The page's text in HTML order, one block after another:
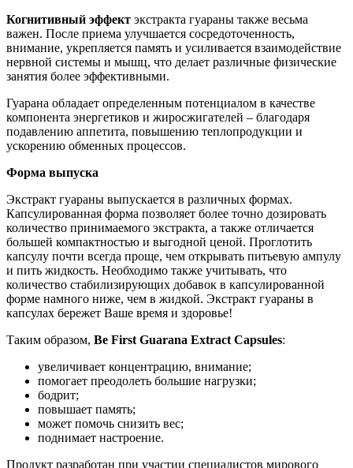
Когнитивный эффект экстракта гуараны также весьма
важен. После приема улучшается сосредоточенность,
внимание, укрепляется память и усиливается взаимодействие
нервной системы и мышц, что делает различные физические
занятия более эффективными.
Гуарана обладает определенным потенциалом в качестве
компонента энергетиков и жиросжигателей – благодаря
подавлению аппетита, повышению теплопродукции и
ускорению обменных процессов.
Форма выпуска
Экстракт гуараны выпускается в различных формах.
Капсулированная форма позволяет более точно дозировать
количество принимаемого экстракта, а также отличается
большей компактностью и выгодной ценой. Проглотить
капсулу почти всегда проще, чем открывать питьевую ампулу
и пить жидкость. Необходимо также учитывать, что
количество стабилизирующих добавок в капсулированной
форме намного ниже, чем в жидкой. Экстракт гуараны в
капсулах бережет Ваше время и здоровье!
Таким образом, Be First Guarana Extract Capsules:
увеличивает концентрацию, внимание;
помогает преодолеть большие нагрузки;
бодрит;
повышает память;
может помочь снизить вес;
поднимает настроение.
Продукт разработан при участии специалистов мирового